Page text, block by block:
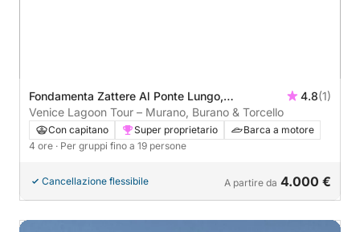
Fondamenta Zattere Al Ponte Lungo,
Dorsoduro, Venezia, Italia
4.8(1)
Venice Lagoon Tour – Murano, Burano & Torcello
Con capitano Super proprietario
Barca a motore
4 ore · Per gruppi fino a 19 persone
Cancellazione flessibile A partire da 4.000 €